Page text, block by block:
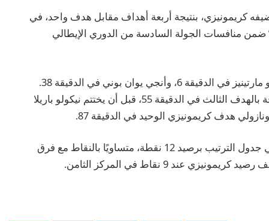
كريمونيزي، بنتيجة أربعة أهداف مقابل هدف واحد، في
ضمن منافسات الجولة السادسة من الدوري الإيطالي
جاءت أهداف “النيراتزوري” بتوقيع كل من لاوتارو مارتينيز في الدقيقة 6، وأنجي يوان بوني في الدقيقة 38.
وفي الشوط الثاني، عزز فيديريكو ديماركو النتيجة بالهدف الثالث في الدقيقة 55، قبل أن يختتم نيكولو باريلا
بهذه النتيجة، قفز إنتر ميلان إلى المركز الرابع في جدول الترتيب برصيد 12 نقطة، متساويًا بالنقاط مع فرق
عند 9 نقاط في المركز الثامن.